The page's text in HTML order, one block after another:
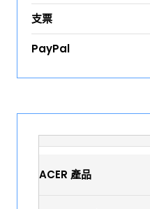
支票
PayPal
ACER 產品